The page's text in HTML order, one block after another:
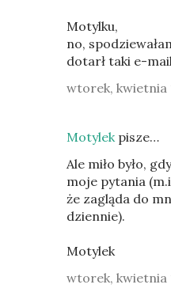
Motylku,
no,
dotarł taki e-
wtorek, kwietnia
Motylekpisze…
Ale miło było,
moje pytania
że zagląda do
dziennie).
Motylek
wtorek, kwietnia